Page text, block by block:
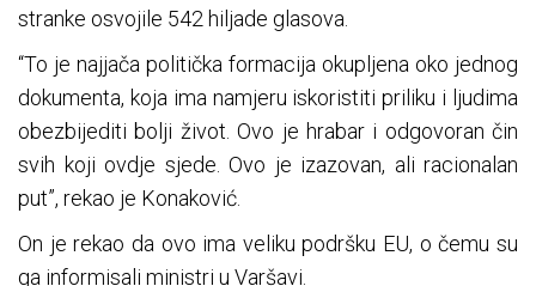
stranke osvojile 542 hiljade glasova.
“To je najjača politička formacija okupljena oko jednog
dokumenta, koja ima namjeru iskoristiti priliku i ljudima
obezbijediti bolji život. Ovo je hrabar i odgovoran čin
svih koji ovdje sjede. Ovo je izazovan, ali racionalan
put”, rekao je Konaković.
On je rekao da ovo ima veliku podršku EU, o čemu su
ga informisali ministri u Varšavi.